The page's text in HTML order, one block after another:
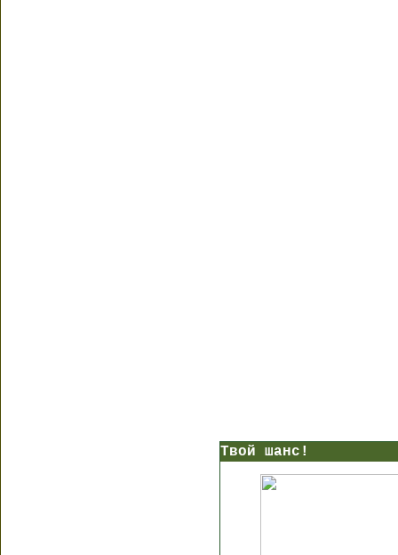
Твой шанс!